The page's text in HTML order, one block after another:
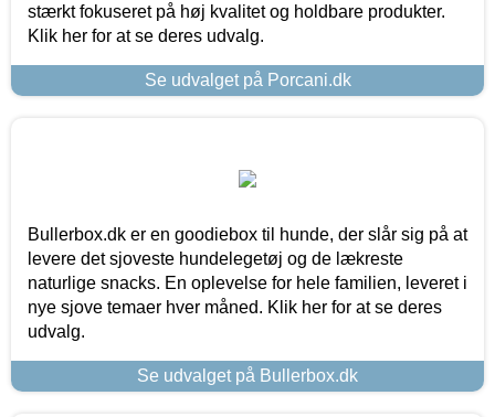
stærkt fokuseret på høj kvalitet og holdbare produkter.
Klik her for at se deres udvalg.
Se udvalget på Porcani.dk
Bullerbox.dk er en goodiebox til hunde, der slår sig på at
levere det sjoveste hundelegetøj og de lækreste
naturlige snacks. En oplevelse for hele familien, leveret i
nye sjove temaer hver måned. Klik her for at se deres
udvalg.
Se udvalget på Bullerbox.dk